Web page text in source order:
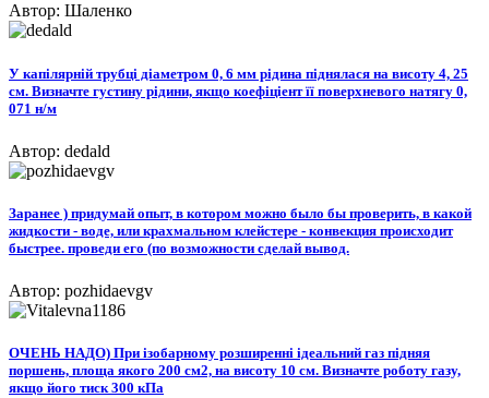
Автор: Шаленко
У капілярній трубці діаметром 0, 6 мм рідина піднялася на висоту 4, 25
см. Визначте густину рідини, якщо коефіціент її поверхневого натягу 0,
071 н/м
Автор: dedald
Заранее ) придумай опыт, в котором можно было бы проверить, в какой
жидкости - воде, или крахмальном клейстере - конвекция происходит
быстрее. проведи его (по возможности сделай вывод.
Автор: pozhidaevgv
ОЧЕНЬ НАДО) При ізобарному розширенні ідеальний газ підняя
поршень, площа якого 200 см2, на висоту 10 см. Визначте роботу газу,
якщо його тиск 300 кПа